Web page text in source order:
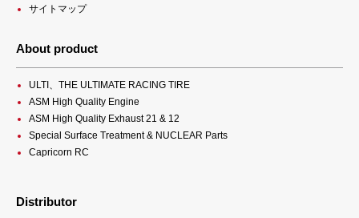
サイトマップ
About product
ULTI、THE ULTIMATE RACING TIRE
ASM High Quality Engine
ASM High Quality Exhaust 21 & 12
Special Surface Treatment & NUCLEAR Parts
Capricorn RC
Distributor